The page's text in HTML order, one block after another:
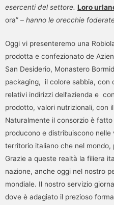
esercenti del settore. Loro
ora” – hanno le orecchie
Oggi vi presenteremo una
prodotta e confezionato de
San Desiderio, Monastero
packaging, il colore sabbia, con
relativi indirizzi dell’azienda e
prodotto, valori nutrizionali, con
Naturalmente il consorzio è
producono e distribuiscono
territorio italiano che nel mondo,
Grazie a queste realtà la filiera
nazione, anche oggi nel nostro
mondiale. Il nostro servizio
dove è adagiato il prezioso